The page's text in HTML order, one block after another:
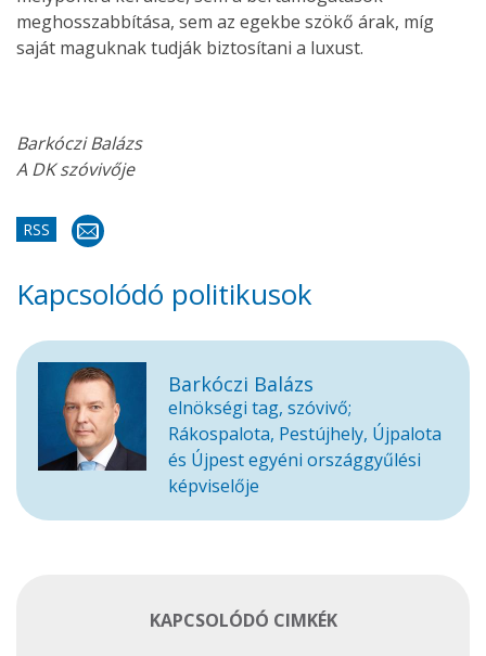
meghosszabbítása, sem az egekbe szökő árak, míg
saját maguknak tudják biztosítani a luxust.
Barkóczi Balázs
A DK szóvivője
RSS
Kapcsolódó politikusok
Barkóczi Balázs
elnökségi tag, szóvivő;
Rákospalota, Pestújhely, Újpalota
és Újpest egyéni országgyűlési
képviselője
KAPCSOLÓDÓ CIMKÉK